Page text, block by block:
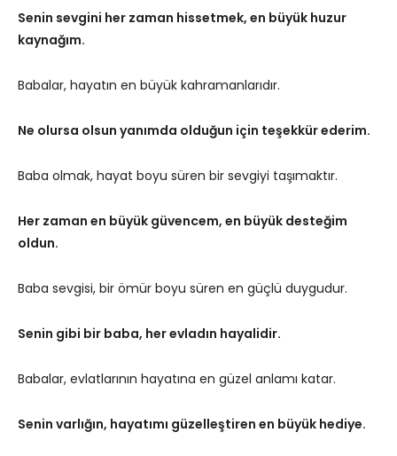
Senin sevgini her zaman hissetmek, en büyük huzur
kaynağım.
Babalar, hayatın en büyük kahramanlarıdır.
Ne olursa olsun yanımda olduğun için teşekkür ederim.
Baba olmak, hayat boyu süren bir sevgiyi taşımaktır.
Her zaman en büyük güvencem, en büyük desteğim
oldun.
Baba sevgisi, bir ömür boyu süren en güçlü duygudur.
Senin gibi bir baba, her evladın hayalidir.
Babalar, evlatlarının hayatına en güzel anlamı katar.
Senin varlığın, hayatımı güzelleştiren en büyük hediye.